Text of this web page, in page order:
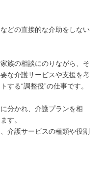
どの直接的な介助をしない
族の相談にのりながら、そ
な介護サービスや支援を考
する“調整役”の仕事です。
分かれ、介護プランを相
す。
介護サービスの種類や役割